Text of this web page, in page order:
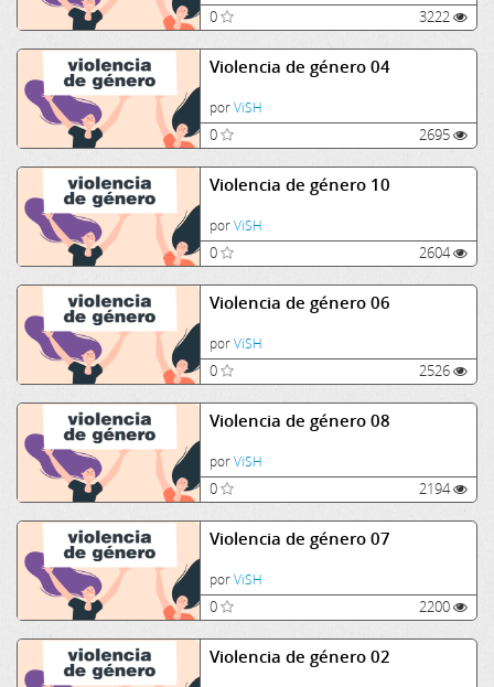
0 3222
Violencia de género 04
porViSH
0 2695
Violencia de género 10
porViSH
0 2604
Violencia de género 06
porViSH
0 2526
Violencia de género 08
porViSH
0 2194
Violencia de género 07
porViSH
0 2200
Violencia de género 02